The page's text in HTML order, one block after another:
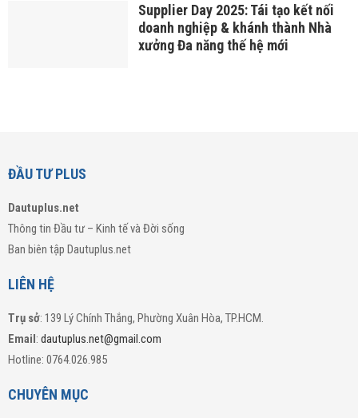
Supplier Day 2025: Tái tạo kết nối
doanh nghiệp & khánh thành Nhà
xưởng Đa năng thế hệ mới
ĐẦU TƯ PLUS
Dautuplus.net
Thông tin Đầu tư – Kinh tế và Đời sống
Ban biên tập Dautuplus.net
LIÊN HỆ
Trụ sở: 139 Lý Chính Thắng, Phường Xuân Hòa, TP.HCM.
Email: dautuplus.net@gmail.com
Hotline: 0764.026.985
CHUYÊN MỤC